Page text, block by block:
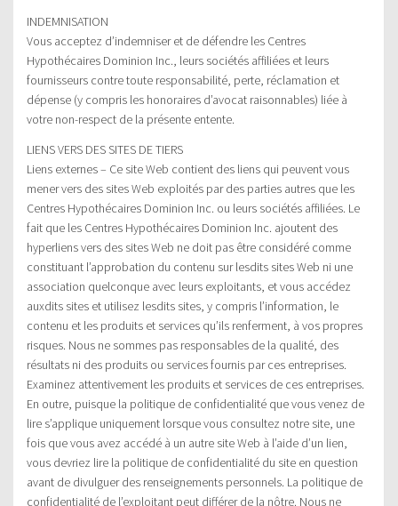
INDEMNISATION
Vous acceptez d’indemniser et de défendre les Centres
Hypothécaires Dominion Inc., leurs sociétés affiliées et leurs
fournisseurs contre toute responsabilité, perte, réclamation et
dépense (y compris les honoraires d’avocat raisonnables) liée à
votre non-respect de la présente entente.
LIENS VERS DES SITES DE TIERS
Liens externes – Ce site Web contient des liens qui peuvent vous
mener vers des sites Web exploités par des parties autres que les
Centres Hypothécaires Dominion Inc. ou leurs sociétés affiliées. Le
fait que les Centres Hypothécaires Dominion Inc. ajoutent des
hyperliens vers des sites Web ne doit pas être considéré comme
constituant l’approbation du contenu sur lesdits sites Web ni une
association quelconque avec leurs exploitants, et vous accédez
auxdits sites et utilisez lesdits sites, y compris l’information, le
contenu et les produits et services qu’ils renferment, à vos propres
risques. Nous ne sommes pas responsables de la qualité, des
résultats ni des produits ou services fournis par ces entreprises.
Examinez attentivement les produits et services de ces entreprises.
En outre, puisque la politique de confidentialité que vous venez de
lire s’applique uniquement lorsque vous consultez notre site, une
fois que vous avez accédé à un autre site Web à l’aide d’un lien,
vous devriez lire la politique de confidentialité du site en question
avant de divulguer des renseignements personnels. La politique de
confidentialité de l’exploitant peut différer de la nôtre. Nous ne